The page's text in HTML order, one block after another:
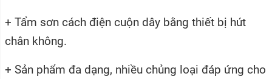
+ Tẩm sơn cách điện cuộn dây bằng thiết bị hút
chân không.
+ Sản phẩm đa dạng, nhiều chủng loại đáp ứng cho